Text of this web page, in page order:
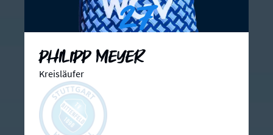
27
Philipp Meyer
Kreisläufer